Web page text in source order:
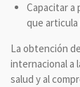
Capacitar a
que articula
La obtención
internacional a
salud y al